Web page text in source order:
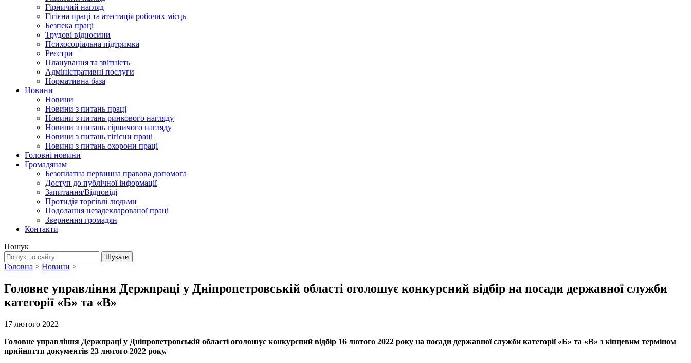
Гірничий нагляд
Гігієна праці та атестація робочих місць
Безпека праці
Трудові відносини
Психосоціальна підтримка
Реєстри
Планування та звітність
Адміністративні послуги
Нормативна база
Новини
Новини
Новини з питань праці
Новини з питань ринкового нагляду
Новини з питань гірничого нагляду
Новини з питань гігієни праці
Новини з питань охорони праці
Головні новини
Громадянам
Безоплатна первинна правова допомога
Доступ до публічної інформації
Запитання/Відповіді
Протидія торгівлі людьми
Подолання незадекларованої праці
Звернення громадян
Контакти
Пошук
Головна > Новини >
Головне управління Держпраці у Дніпропетровській області оголошує конкурсний відбір на посади державної служби
категорії «Б» та «В»
17 лютого 2022
Головне управління Держпраці у Дніпропетровській області оголошує конкурсний відбір 16 лютого 2022 року на посади державної служби категорії «Б» та «В» з кінцевим терміном
прийняття документів 23 лютого 2022 року.